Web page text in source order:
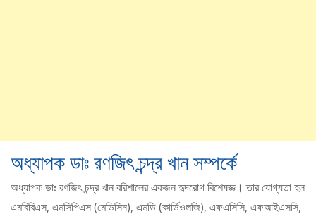
অধ্যাপক ডাঃ রণজিৎ চন্দ্র খান সম্পর্কে
অধ্যাপক ডাঃ রণজিৎ চন্দ্র খান বরিশালের একজন হৃদরোগ বিশেষজ্ঞ। তার যোগ্যতা হল
এমবিবিএস, এমসিপিএস (মেডিসিন), এমডি (কার্ডিওলজি), এফএসিসি, এফআইএসসি,